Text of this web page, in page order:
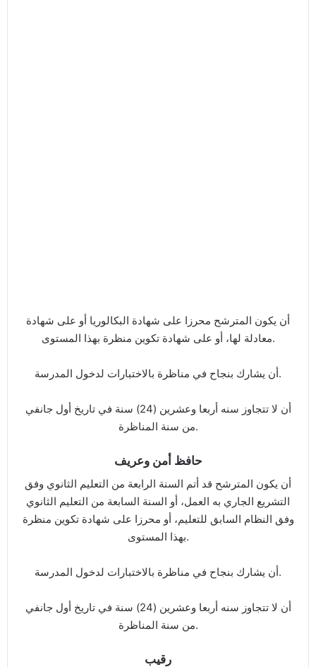
أن يكون المترشح محرزا على شهادة البكالوريا أو على شهادة
معادلة لها، أو على شهادة تكوين منظرة بهذا المستوى.
أن يشارك بنجاح في مناظرة بالاختبارات لدخول المدرسة.
أن لا تتجاوز سنه أربعا وعشرين (24) سنة في تاريخ أول جانفي
من سنة المناظرة.
حافظ أمن وعريف
أن يكون المترشح قد أتم السنة الرابعة من التعليم الثانوي وفق
التشريع الجاري به العمل، أو السنة السابعة من التعليم الثانوي
وفق النظام السابق للتعليم، أو محرزا على شهادة تكوين منظرة
بهذا المستوى.
أن يشارك بنجاح في مناظرة بالاختبارات لدخول المدرسة.
أن لا تتجاوز سنه أربعا وعشرين (24) سنة في تاريخ أول جانفي
من سنة المناظرة.
رقيب